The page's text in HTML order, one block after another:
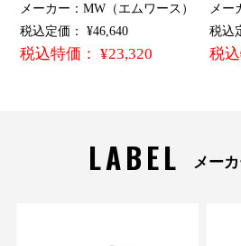
メーカー：MW（エムワース）
税込定価： ¥46,640
税込特価： ¥23,320
メー
税込
税
LABEL メー